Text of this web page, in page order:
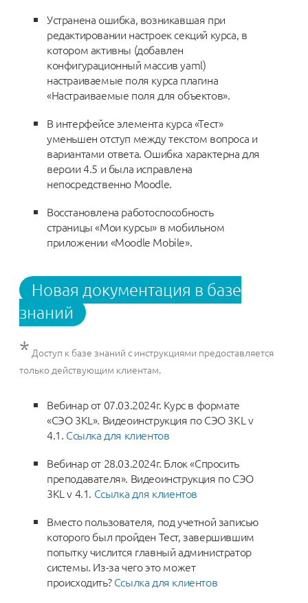
Устранена ошибка, возникавшая при
редактировании настроек секций курса, в
котором активны (добавлен
конфигурационный массив yaml)
настраиваемые поля курса плагина
«Настраиваемые поля для объектов».
В интерфейсе элемента курса «Тест»
уменьшен отступ между текстом вопроса и
вариантами ответа. Ошибка характерна для
версии 4.5 и была исправлена
непосредственно Moodle.
Восстановлена работоспособность
страницы «Мои курсы» в мобильном
приложении «Moodle Mobile».
Новая документация в базе
знаний
* Доступ к базе знаний с инструкциями предоставляется
только действующим клиентам.
Вебинар от 07.03.2024г. Курс в формате
«СЭО 3KL». Видеоинструкция по СЭО 3KL v
4.1. Ссылка для клиентов
Вебинар от 28.03.2024г. Блок «Спросить
преподавателя». Видеоинструкция по СЭО
3KL v 4.1. Ссылка для клиентов
Вместо пользователя, под учетной записью
которого был пройден Тест, завершившим
попытку числится главный администратор
системы. Из-за чего это может
происходить?Ссылка для клиентов